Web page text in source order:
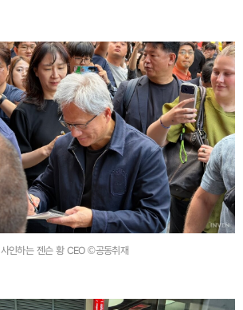
사인하는 젠슨 황 CEO ©공동취재